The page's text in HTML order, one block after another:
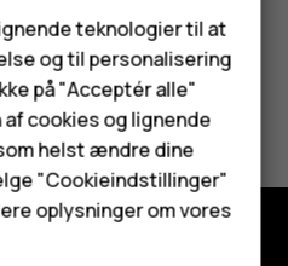
teknologier til at
og til personalisering
på "Acceptér alle"
cookies og lignende
helst ændre dine
"Cookieindstillinger"
oplysninger om vores